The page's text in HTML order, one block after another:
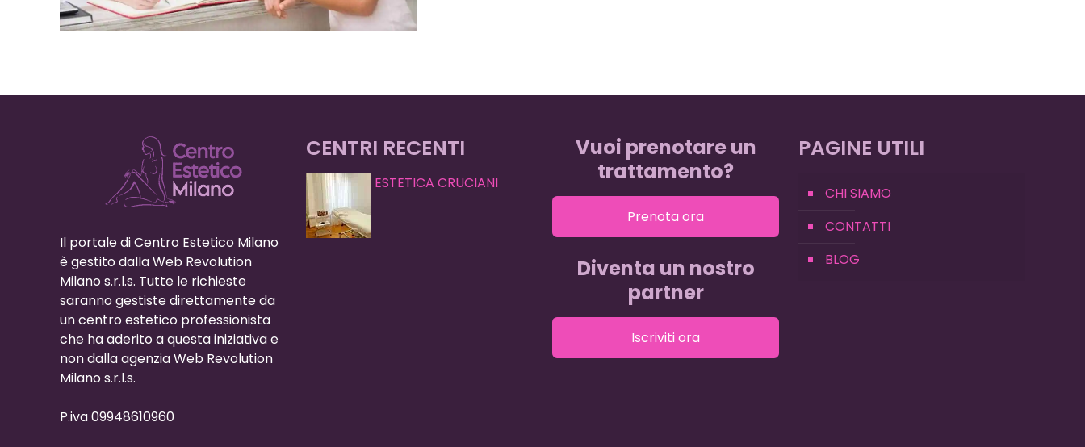
Il portale di Centro Estetico Milano
è gestito dalla Web Revolution
Milano s.r.l.s. Tutte le richieste
saranno gestiste direttamente da
un centro estetico professionista
che ha aderito a questa iniziativa e
non dalla agenzia Web Revolution
Milano s.r.l.s.
P.iva 09948610960
CENTRI RECENTI
ESTETICA CRUCIANI
Vuoi prenotare un
trattamento?
Prenota ora
Diventa un nostro
partner
Iscriviti ora
PAGINE UTILI
CHI SIAMO
CONTATTI
BLOG